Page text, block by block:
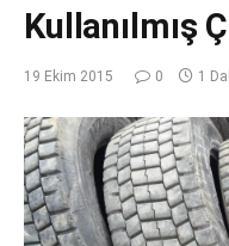
Kullanılmış
19 Ekim 2015 0 1